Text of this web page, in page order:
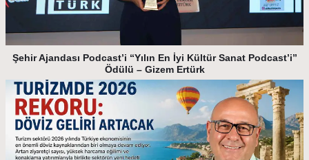
Şehir Ajandası Podcast’i “Yılın En İyi Kültür Sanat Podcast’i”
Ödülü – Gizem Ertürk